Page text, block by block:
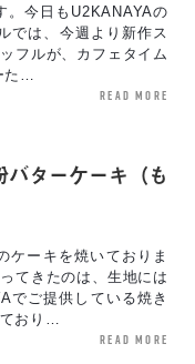
。今日もU2KANAYAの
では、今週より新作ス
フルが、カフェタイム
た…
read more
バターケーキ（も
ケーキを焼いておりま
てきたのは、生地には
でご提供している焼き
ており…
read more